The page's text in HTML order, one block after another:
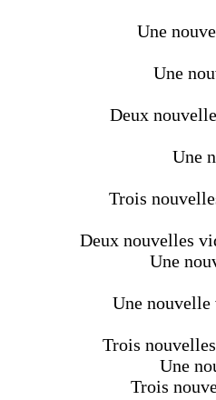
Une
Une
Deux
Une
Trois
Deux nouvelles
Une
Une nouvelle
Trois
Une
Trois